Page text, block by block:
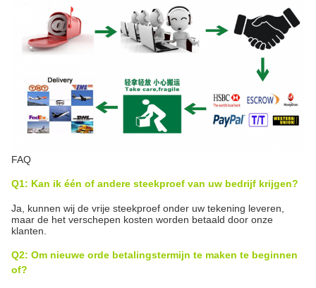
FAQ
Q1: Kan ik één of andere steekproef van uw bedrijf krijgen?
Ja, kunnen wij de vrije steekproef onder uw tekening leveren,
maar de het verschepen kosten worden betaald door onze
klanten.
Q2: Om nieuwe orde betalingstermijn te maken te beginnen
of?